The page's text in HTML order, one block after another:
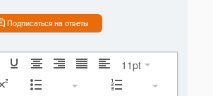
Подписаться на ответы
11pt